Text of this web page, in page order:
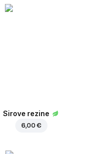
Sirove rezine
6,00 €